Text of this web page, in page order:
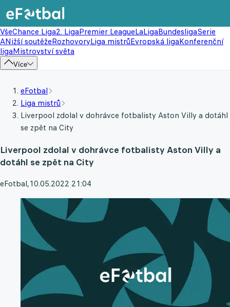
VšeChance Liga2. LigaPremier LeagueLaLigaBundesligaSerie
ANižší soutěžeRozhovoryLiga mistrůEvropská ligaKonferenční
ligaMistrovství světa
Více
eFotbal
Liga mistrů
Liverpool zdolal v dohrávce fotbalisty Aston Villy a dotáhl
se zpět na City
Liverpool zdolal v dohrávce fotbalisty Aston Villy a
dotáhl se zpět na City
eFotbal,10.05.2022 21:04